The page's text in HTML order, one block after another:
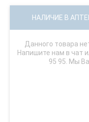
НАЛИЧИЕ В
Данного товара
Напишите нам в чат
95 95. Мы